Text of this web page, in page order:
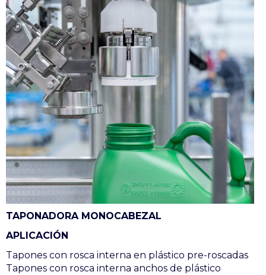
TAPONADORA MONOCABEZAL
APLICACIÓN
Tapones con rosca interna en plástico pre-roscadas
Tapones con rosca interna anchos de plástico